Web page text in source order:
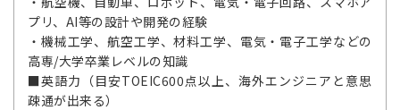
プリ、AI等の設計や開発の経験
・機械工学、航空工学、材料工学、電気・電子工学などの
高専/大学卒業レベルの知識
■英語力（目安TOEIC600点以上、海外エンジニアと意思
疎通が出来る）